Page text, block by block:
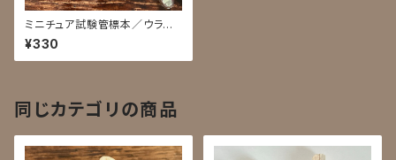
ミニチュア試験管標本／ウラン
グラス
¥330
同じカテゴリの商品